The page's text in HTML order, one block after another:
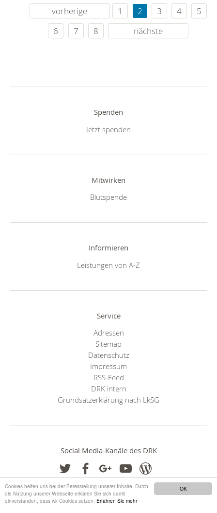
OK
Cookies helfen uns bei der Bereitstellung unserer Inhalte. Durch
die Nutzung unserer Webseite erklären Sie sich damit
einverstanden, dass wir Cookies setzen. Erfahren Sie mehr
vorherige 1 2 3 4
5
6
7 8 nächste
Spenden
Jetzt spenden
Mitwirken
Blutspende
Informieren
Leistungen von A-Z
Service
Adressen
Sitemap
Datenschutz
Impressum
RSS-Feed
DRK intern
Grundsatzerklärung nach LkSG
Social Media-Kanäle des DRK